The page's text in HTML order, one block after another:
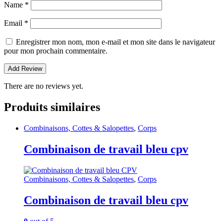
Name *
Email *
Enregistrer mon nom, mon e-mail et mon site dans le navigateur
pour mon prochain commentaire.
There are no reviews yet.
Produits similaires
Combinaisons, Cottes & Salopettes, Corps
Combinaison de travail bleu cpv
Combinaisons, Cottes & Salopettes, Corps
Combinaison de travail bleu cpv